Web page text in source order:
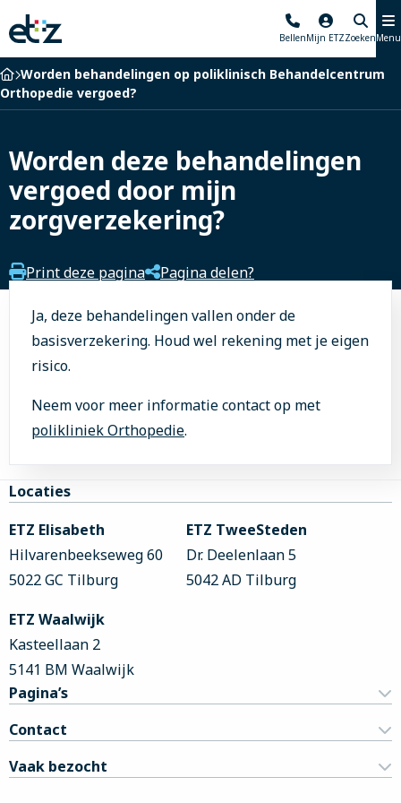
Elisabeth-
TweeSteden
Ziekenhuis
BellenMijn ETZZoekenMenu
Home
Worden behandelingen op poliklinisch Behandelcentrum
Orthopedie vergoed?
Worden deze behandelingen
vergoed door mijn
zorgverzekering?
Print deze pagina Pagina delen?
Ja, deze behandelingen vallen onder de
basisverzekering. Houd wel rekening met je eigen
risico.
Neem voor meer informatie contact op met
polikliniek Orthopedie.
Site
footer
Locaties
ETZ Elisabeth
Hilvarenbeekseweg 60
5022 GC Tilburg
ETZ TweeSteden
Dr. Deelenlaan 5
5042 AD Tilburg
ETZ Waalwijk
Kasteellaan 2
5141 BM Waalwijk
Pagina’s
Contact
Vaak bezocht